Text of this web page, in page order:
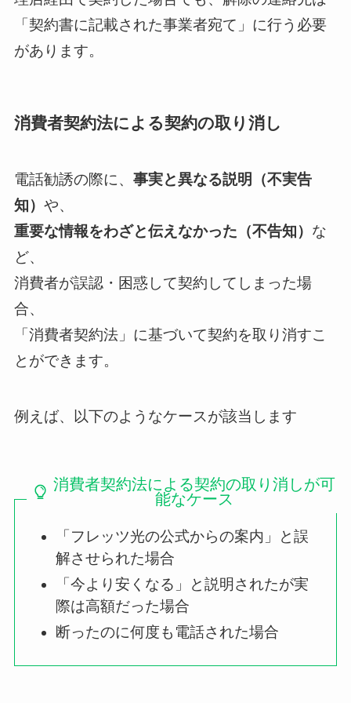
「契約書に記載された事業者宛て」に行う必要
があります。
消費者契約法による契約の取り消し
電話勧誘の際に、 事実と異なる説明（不実告
知） や、
重要な情報をわざと伝えなかった（不告知） な
ど、
消費者が誤認・困惑して契約してしまった場
合、
「消費者契約法」に基づいて契約を取り消すこ
とができます。
例えば、以下のようなケースが該当します
消費者契約法による契約の取り消しが可
能なケース
「フレッツ光の公式からの案内」と誤
解させられた場合
「今より安くなる」と説明されたが実
際は高額だった場合
断ったのに何度も電話された場合